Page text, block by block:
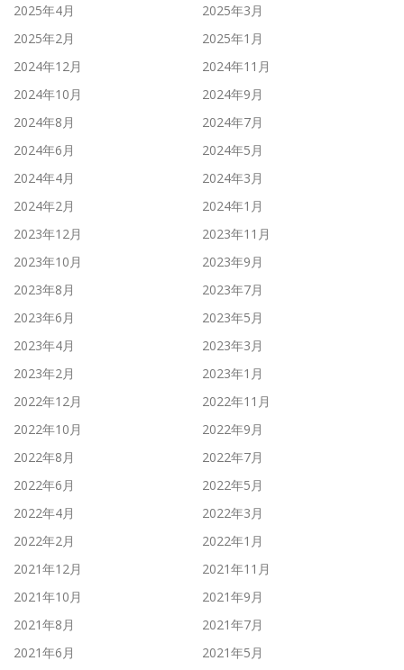
2025年4月
2025年3月
2025年2月
2025年1月
2024年12月
2024年11月
2024年10月
2024年9月
2024年8月
2024年7月
2024年6月
2024年5月
2024年4月
2024年3月
2024年2月
2024年1月
2023年12月
2023年11月
2023年10月
2023年9月
2023年8月
2023年7月
2023年6月
2023年5月
2023年4月
2023年3月
2023年2月
2023年1月
2022年12月
2022年11月
2022年10月
2022年9月
2022年8月
2022年7月
2022年6月
2022年5月
2022年4月
2022年3月
2022年2月
2022年1月
2021年12月
2021年11月
2021年10月
2021年9月
2021年8月
2021年7月
2021年6月
2021年5月